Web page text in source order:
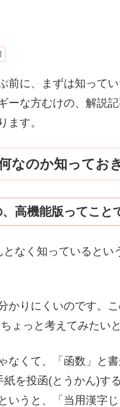
前に、まずは知って
ーな方むけの、解説
ます。
なのか知ってお
高機能版ってこと
なく知っているとい
かりにくいのです。
ょっと考えてみたいと
くて、「函数」と書
紙を投函(とうかん)す
いうと、「当用漢字